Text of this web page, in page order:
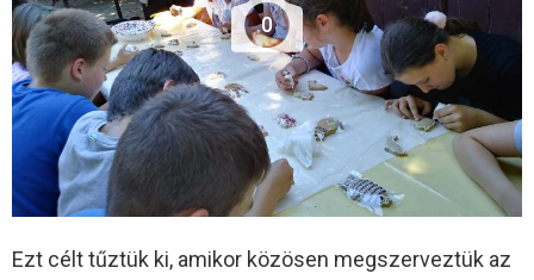
0
Ezt célt tűztük ki, amikor közösen megszerveztük az